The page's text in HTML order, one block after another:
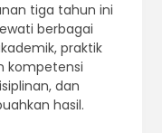
tiga tahun ini
berbagai
praktik
kompetensi
dan
hasil.